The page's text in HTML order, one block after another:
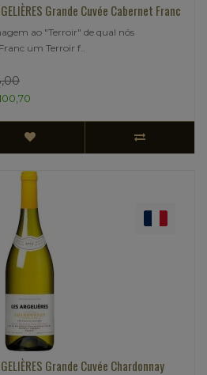
Grande Cuvée Cabernet Franc
ao "Terroir" de qual nós
um Terroir f..
Grande Cuvée Chardonnay